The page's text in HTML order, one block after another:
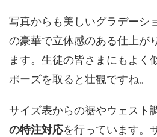
写真からも美しいグラデーシ
の豪華で立体感のある仕上が
ます。生徒の皆さまにもよく
ポーズを取ると壮観ですね。
サイズ表からの裾やウェスト
の特注対応を行っています。